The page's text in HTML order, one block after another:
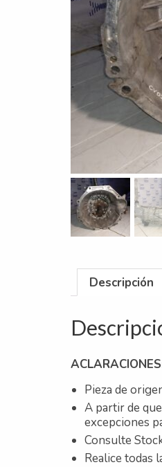
Descripción
Pieza de
A partir de
excepciones
Consulte
Realice todas